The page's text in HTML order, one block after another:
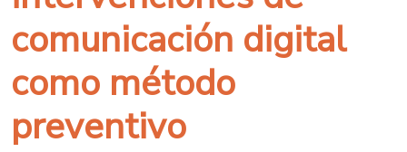
comunicación digital
como método
preventivo